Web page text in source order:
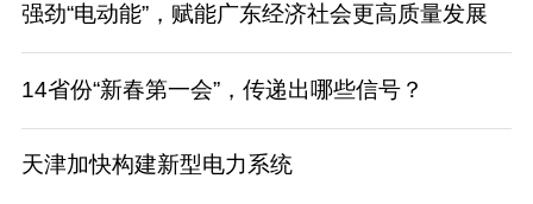
强劲“电动能”，赋能广东经济社会更高质量发展
14省份“新春第一会”，传递出哪些信号？
天津加快构建新型电力系统